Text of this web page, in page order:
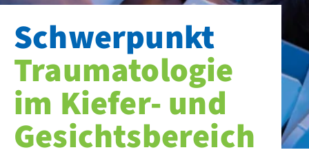
Schwerpunkt
Traumatologie
im Kiefer- und
Gesichtsbereich